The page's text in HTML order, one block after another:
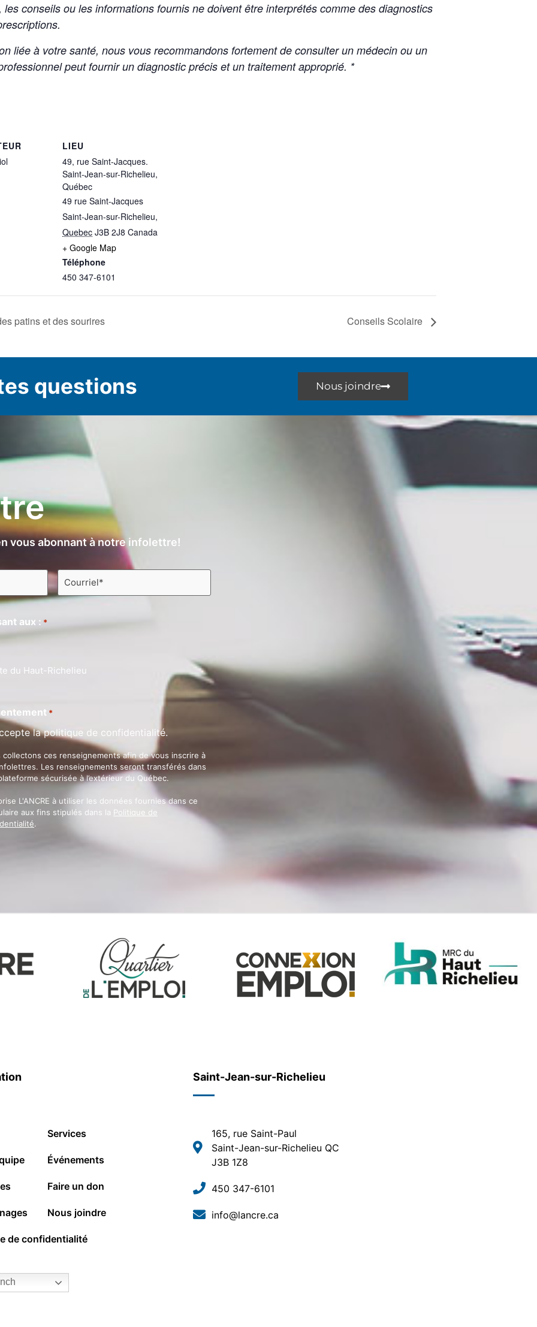
conseils ou les informations fournis ne doivent être interprétés comme des diagnostics
liée à votre santé, nous vous recommandons fortement de consulter un médecin ou un
peut fournir un diagnostic précis et un traitement approprié. *
LIEU
49, rue Saint-Jacques.
Saint-Jean-sur-Richelieu,
Québec
49 rue Saint-Jacques
Saint-Jean-sur-Richelieu,
Quebec J3B 2J8 Canada
+ Google Map
Téléphone
450 347-6101
patins et des sourires Conseils Scolaire
questions Nous joindre
vous abonnant à notre infolettre!
Courriel
aux : *
du Haut-Richelieu
*
la politique de confidentialité.
collectons ces renseignements afin de vous inscrire à
Les renseignements seront transférés dans
sécurisée à l’extérieur du Québec.
L'ANCRE à utiliser les données fournies dans ce
aux fins stipulés dans la Politique de
.
Services
Événements
Faire un don
Nous joindre
de confidentialité
Saint-Jean-sur-Richelieu
165, rue Saint-Paul
Saint-Jean-sur-Richelieu QC
J3B 1Z8
450 347-6101
info@lancre.ca